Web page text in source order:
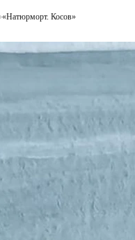
«Натюрморт. Косов»